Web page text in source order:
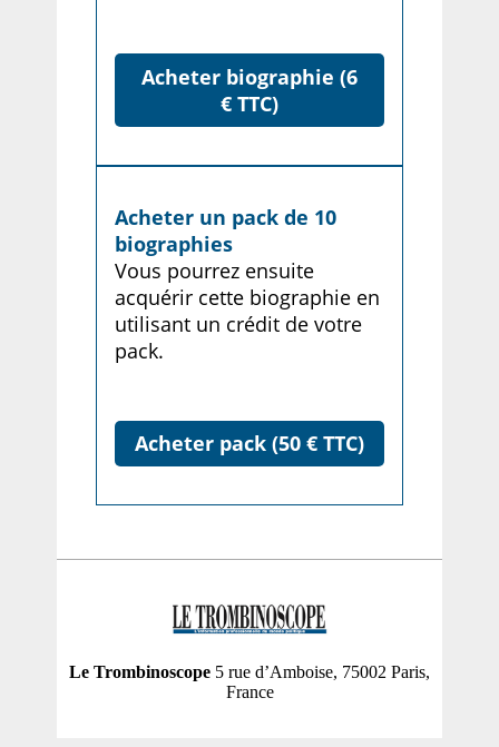
Acheter biographie (6
€ TTC)
Acheter un pack de 10
biographies
Vous pourrez ensuite
acquérir cette biographie en
utilisant un crédit de votre
pack.
Acheter pack (50 € TTC)
Le Trombinoscope 5 rue d’Amboise, 75002 Paris,
France